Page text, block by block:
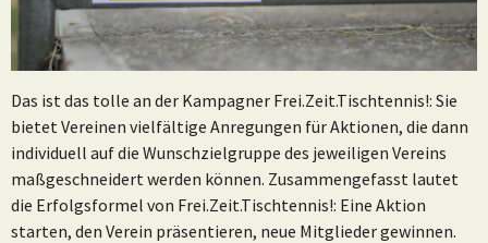
Das ist das tolle an der Kampagner Frei.Zeit.Tischtennis!: Sie
bietet Vereinen vielfältige Anregungen für Aktionen, die dann
individuell auf die Wunschzielgruppe des jeweiligen Vereins
maßgeschneidert werden können. Zusammengefasst lautet
die Erfolgsformel von Frei.Zeit.Tischtennis!: Eine Aktion
starten, den Verein präsentieren, neue Mitglieder gewinnen.